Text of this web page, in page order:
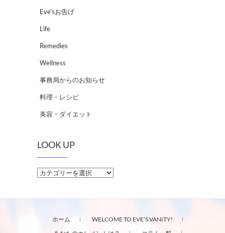
Eve'sお告げ
Life
Remedies
Wellness
事務局からのお知らせ
料理・レシピ
美容・ダイエット
LOOK UP
LOOK
ホーム
WELCOME TO EVE’S VANITY!